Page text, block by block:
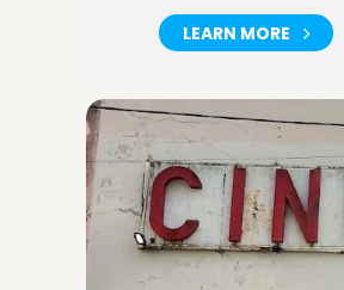
LEARN MORE